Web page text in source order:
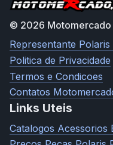
© 2026 Motomercado
Representante
Politica de Privacidade
Termos e Condicoes
Contatos
Links Uteis
Catalogos Acessorios